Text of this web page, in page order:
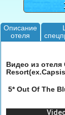
Описание
отеля
Видео из отеля
5* Out Of The